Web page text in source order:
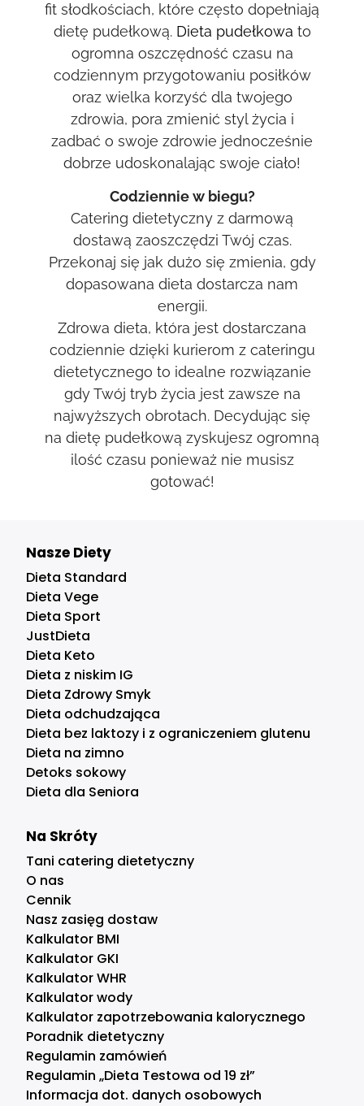
fit słodkościach, które często dopełniają
dietę pudełkową. Dieta pudełkowa to
ogromna oszczędność czasu na
codziennym przygotowaniu posiłków
oraz wielka korzyść dla twojego
zdrowia, pora zmienić styl życia i
zadbać o swoje zdrowie jednocześnie
dobrze udoskonalając swoje ciało!
Codziennie w biegu?
Catering dietetyczny z darmową
dostawą zaoszczędzi Twój czas.
Przekonaj się jak dużo się zmienia, gdy
dopasowana dieta dostarcza nam
energii.
Zdrowa dieta, która jest dostarczana
codziennie dzięki kurierom z cateringu
dietetycznego to idealne rozwiązanie
gdy Twój tryb życia jest zawsze na
najwyższych obrotach. Decydując się
na dietę pudełkową zyskujesz ogromną
ilość czasu ponieważ nie musisz
gotować!
Nasze Diety
Dieta Standard
Dieta Vege
Dieta Sport
JustDieta
Dieta Keto
Dieta z niskim IG
Dieta Zdrowy Smyk
Dieta odchudzająca
Dieta bez laktozy i z ograniczeniem glutenu
Dieta na zimno
Detoks sokowy
Dieta dla Seniora
Na Skróty
Tani catering dietetyczny
O nas
Cennik
Nasz zasięg dostaw
Kalkulator BMI
Kalkulator GKI
Kalkulator WHR
Kalkulator wody
Kalkulator zapotrzebowania kalorycznego
Poradnik dietetyczny
Regulamin zamówień
Regulamin „Dieta Testowa od 19 zł”
Informacja dot. danych osobowych